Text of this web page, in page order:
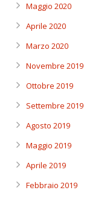
Maggio 2020
Aprile 2020
Marzo 2020
Novembre 2019
Ottobre 2019
Settembre 2019
Agosto 2019
Maggio 2019
Aprile 2019
Febbraio 2019